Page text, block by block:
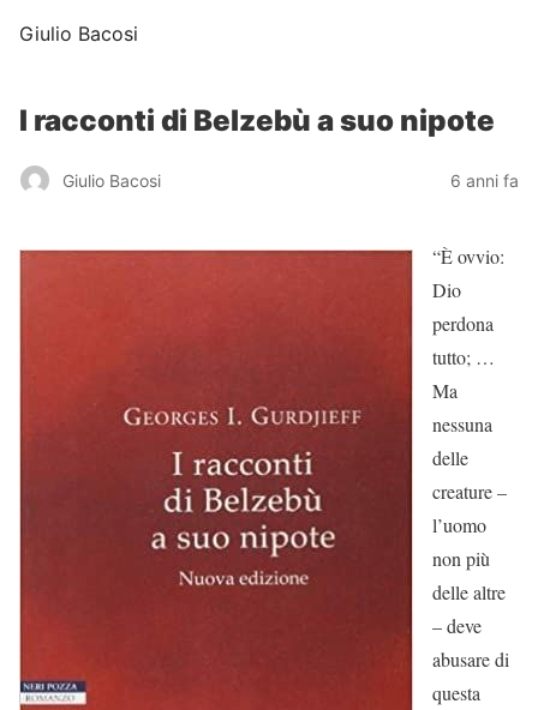
Giulio Bacosi
I racconti di Belzebù a suo nipote
Giulio Bacosi 6 anni fa
“È ovvio:
Dio
perdona
tutto; …
Ma
nessuna
delle
creature –
l’uomo
non più
delle altre
– deve
abusare di
questa